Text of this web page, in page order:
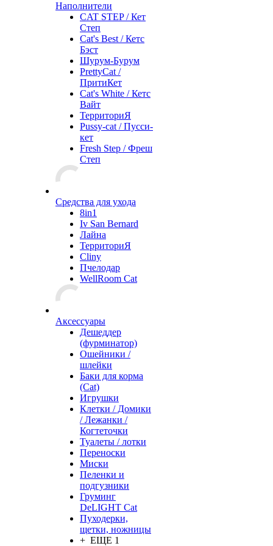
Наполнители
CAT STEP / Кет
Степ
Cat's Best / Кетс
Бэст
Шурум-Бурум
PrettyCat /
ПритиКет
Cat's White / Кетс
Вайт
ТерриториЯ
Pussy-cat / Пусси-
кет
Fresh Step / Фреш
Степ
Средства для ухода
8in1
Iv San Bernard
Лайна
ТерриториЯ
Cliny
Пчелодар
WellRoom Cat
Аксессуары
Дешеддер
(фурминатор)
Ошейники /
шлейки
Баки для корма
(Cat)
Игрушки
Клетки / Домики
/ Лежанки /
Когтеточки
Туалеты / лотки
Переноски
Миски
Пеленки и
подгузники
Груминг
DeLIGHT Cat
Пуходерки,
щетки, ножницы
+ ЕЩЕ 1